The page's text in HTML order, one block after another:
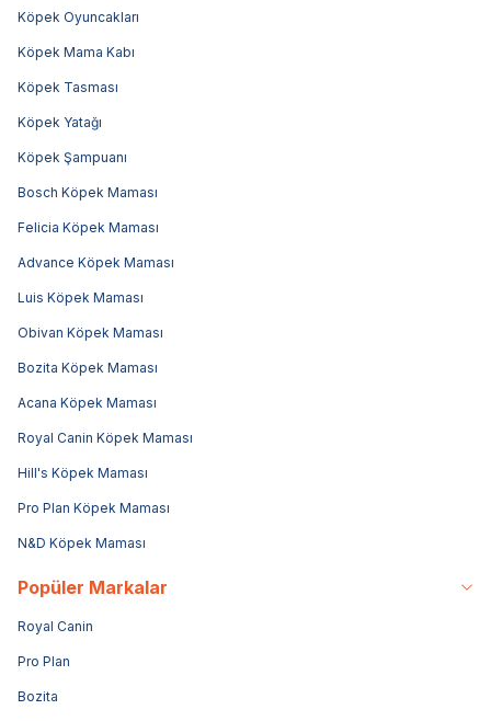
Köpek Oyuncakları
Köpek Mama Kabı
Köpek Tasması
Köpek Yatağı
Köpek Şampuanı
Bosch Köpek Maması
Felicia Köpek Maması
Advance Köpek Maması
Luis Köpek Maması
Obivan Köpek Maması
Bozita Köpek Maması
Acana Köpek Maması
Royal Canin Köpek Maması
Hill's Köpek Maması
Pro Plan Köpek Maması
N&D Köpek Maması
Popüler Markalar
Royal Canin
Pro Plan
Bozita